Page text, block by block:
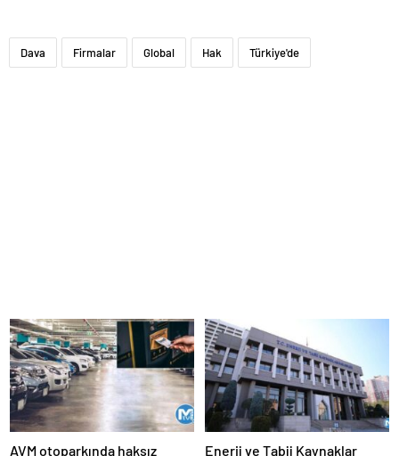
Dava Firmalar Global Hak Türkiye'de
AVM otoparkında haksız
Enerji ve Tabii Kaynaklar